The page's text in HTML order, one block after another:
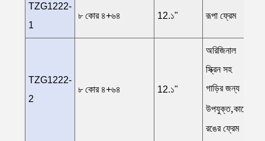
TZG1222-
1
৮ কোর ৪+৬৪ 12.১" রূপা ফ্রেম
TZG1222-
2
৮ কোর ৪+৬৪ 12.১"
অরিজিনাল
স্ক্রিন সহ
গাড়ির জন্য
উপযুক্ত,কাঠের
রঙের ফ্রেম